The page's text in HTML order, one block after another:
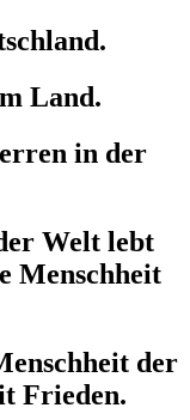
Land.
in der
Welt lebt
Menschheit
der
Frieden.